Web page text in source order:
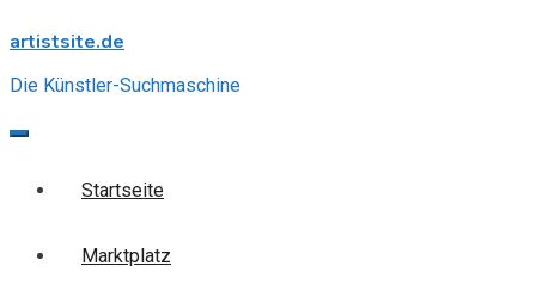
to
artistsite.de
Die Künstler-Suchmaschine
Startseite
Marktplatz